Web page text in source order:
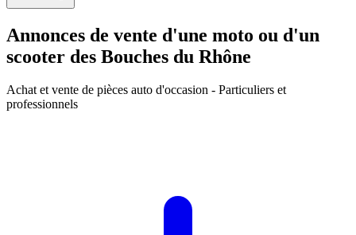
Annonces de vente d'une moto ou d'un
scooter des Bouches du Rhône
Achat et vente de pièces auto d'occasion - Particuliers et
professionnels